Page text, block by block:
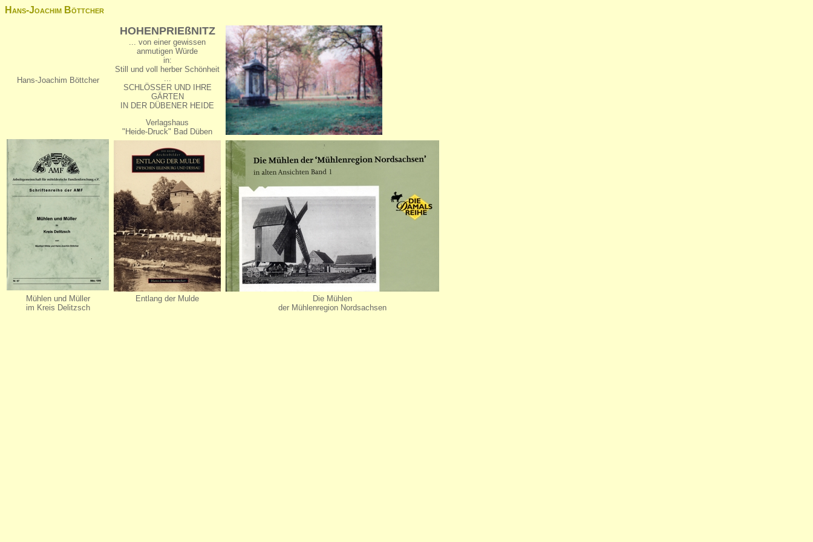
Hans-Joachim Böttcher
Hans-Joachim Böttcher
HOHENPRIEßNITZ
... von einer gewissen
anmutigen Würde
in:
Still und voll herber Schönheit
SCHLÖSSER UND IHRE
GÄRTEN
IN DER DÜBENER HEIDE
Verlagshaus
"Heide-Druck" Bad Düben
Mühlen und Müller
im Kreis Delitzsch
Entlang der Mulde
Die Mühlen
der Mühlenregion Nordsachsen